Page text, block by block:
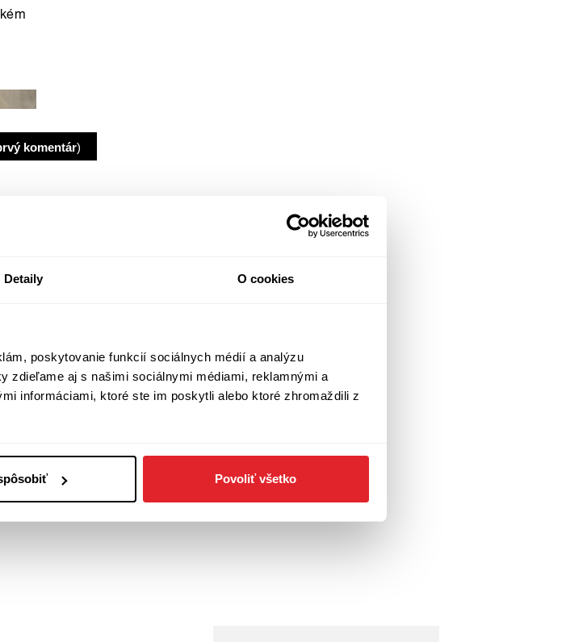
Detaily O cookies
poskytovanie funkcií sociálnych médií a analýzu
zdieľame aj s našimi sociálnymi médiami, reklamnými a
informáciami, ktoré ste im poskytli alebo ktoré zhromaždili z
Povoliť všetko
komentár)